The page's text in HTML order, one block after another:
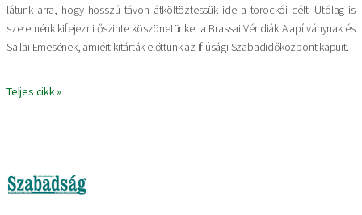
látunk arra, hogy hosszú távon átköltöztessük ide a torockói célt. Utólag is
szeretnénk kifejezni őszinte köszönetünket a Brassai Véndiák Alapítványnak és
Sallai Emesének, amiért kitárták előttünk az Ifjúsági Szabadidőközpont kapuit.
Teljes cikk »